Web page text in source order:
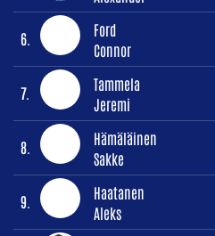
6.
Ford
Connor
7.
Tammela
Jeremi
8.
Hämäläinen
Sakke
9.
Haatanen
Aleks